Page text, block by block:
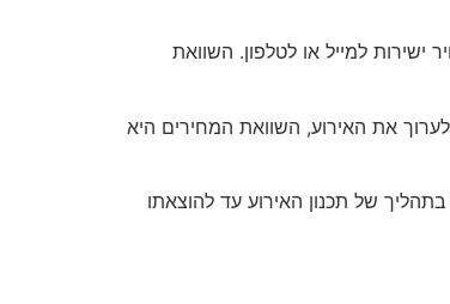
למייל או לטלפון. השוואת
את האירוע, השוואת המחירים היא
של תכנון האירוע עד להוצאתו